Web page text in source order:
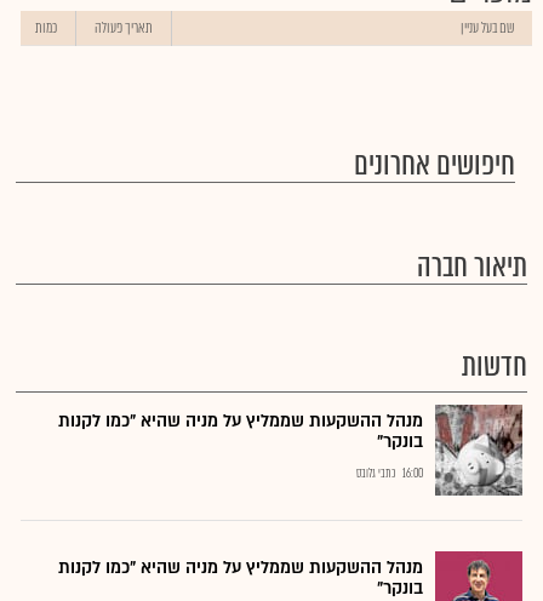
שם בעל עניין תאריך פעולה כמות
חיפושים אחרונים
תיאור חברה
חדשות
מנהל ההשקעות שממליץ על מניה שהיא "כמו לקנות
בונקר"
16:00 כתבי גלובס
מנהל ההשקעות שממליץ על מניה שהיא "כמו לקנות
בונקר"